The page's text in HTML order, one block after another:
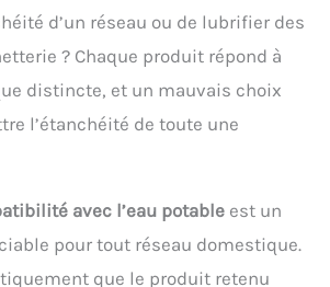
propres avant sertissage.
d’un réseau ou de lubrifier des
? Chaque produit répond à
distincte, et un mauvais choix
l’étanchéité de toute une
avec l’eau potable est un
pour tout réseau domestique.
que le produit retenu